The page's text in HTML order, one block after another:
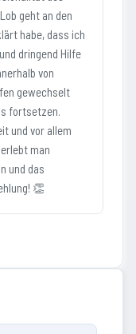
geht an den
habe, dass ich
dringend Hilfe
von
gewechselt
fortsetzen.
und vor allem
man
und das
👏